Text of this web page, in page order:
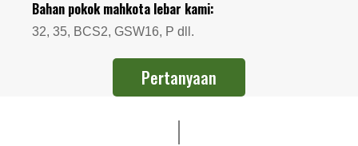
Bahan pokok mahkota lebar kami:
32, 35, BCS2, GSW16, P dll.
Pertanyaan